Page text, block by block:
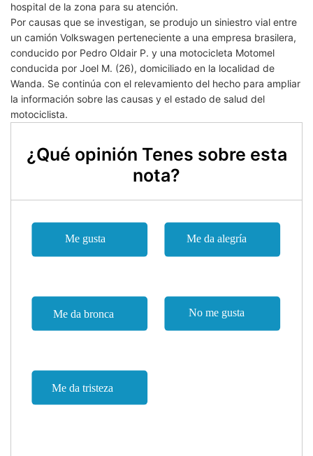
hospital de la zona para su atención.
Por causas que se investigan, se produjo un siniestro vial entre
un camión Volkswagen perteneciente a una empresa brasilera,
conducido por Pedro Oldair P. y una motocicleta Motomel
conducida por Joel M. (26), domiciliado en la localidad de
Wanda. Se continúa con el relevamiento del hecho para ampliar
la información sobre las causas y el estado de salud del
motociclista.
¿Qué opinión Tenes sobre esta
nota?